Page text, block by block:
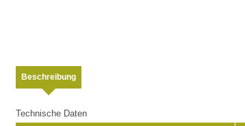
Beschreibung
Technische Daten